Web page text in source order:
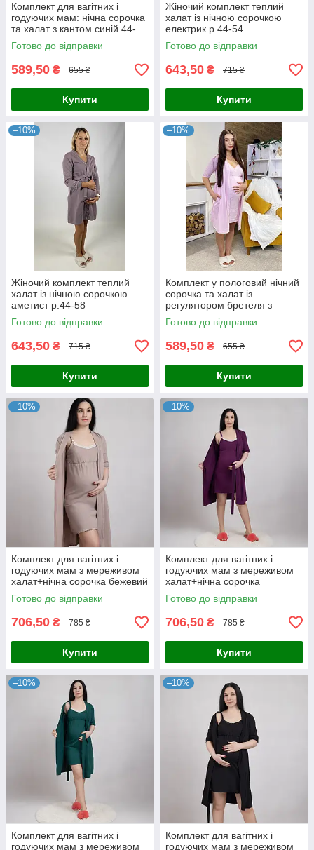
Комплект для вагітних і
годуючих мам: нічна сорочка
та халат з кантом синій 44-
54р.
Готово до відправки
589,50 ₴ 655 ₴
Купити
Жіночий комплект теплий
халат із нічною сорочкою
електрик р.44-54
Готово до відправки
643,50 ₴ 715 ₴
Купити
–10%
Жіночий комплект теплий
халат із нічною сорочкою
аметист р.44-58
Готово до відправки
643,50 ₴ 715 ₴
Купити
–10%
Комплект у пологовий нічний
сорочка та халат із
регулятором бретеля з
кантом рожевий 44-54р.
Готово до відправки
589,50 ₴ 655 ₴
Купити
–10%
Комплект для вагітних і
годуючих мам з мереживом
халат+нічна сорочка бежевий
р.44-60
Готово до відправки
706,50 ₴ 785 ₴
Купити
–10%
Комплект для вагітних і
годуючих мам з мереживом
халат+нічна сорочка
сливовий р.44-60
Готово до відправки
706,50 ₴ 785 ₴
Купити
–10%
Комплект для вагітних і
годуючих мам з мереживом
–10%
Комплект для вагітних і
годуючих мам з мереживом